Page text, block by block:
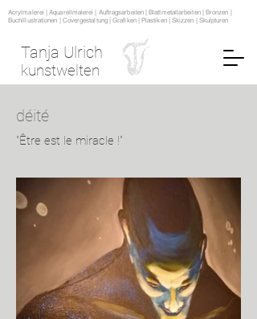
Tanja Ulrich
kunstwelten
Acrylmalerei | Aquarellmalerei | Auftragsarbeiten | Blattmetallarbeiten | Bronzen |
Buchillustrationen | Covergestaltung | Grafiken | Plastiken | Skizzen | Skulpturen
déité
"Être est le miracle !"